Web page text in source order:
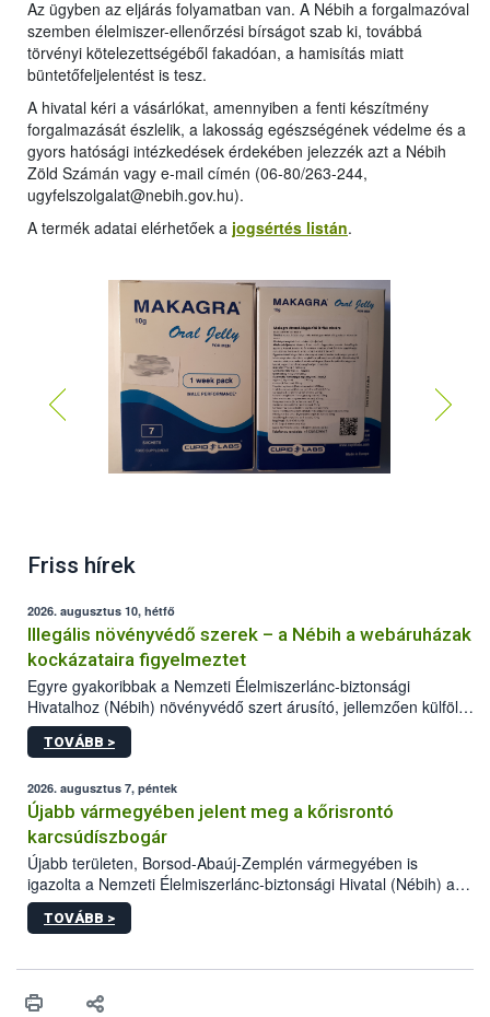
Az ügyben az eljárás folyamatban van. A Nébih a forgalmazóval
szemben élelmiszer-ellenőrzési bírságot szab ki, továbbá
törvényi kötelezettségéből fakadóan, a hamisítás miatt
büntetőfeljelentést is tesz.
A hivatal kéri a vásárlókat, amennyiben a fenti készítmény
forgalmazását észlelik, a lakosság egészségének védelme és a
gyors hatósági intézkedések érdekében jelezzék azt a Nébih
Zöld Számán vagy e-mail címén (06-80/263-244,
ugyfelszolgalat@nebih.gov.hu).
A termék adatai elérhetőek a jogsértés listán.
Friss hírek
2026. augusztus 10, hétfő
Illegális növényvédő szerek – a Nébih a webáruházak
kockázataira figyelmeztet
Egyre gyakoribbak a Nemzeti Élelmiszerlánc-biztonsági
Hivatalhoz (Nébih) növényvédő szert árusító, jellemzően külföldi
honlapok kapcsán érkező bejelentések. Emellett az ilyen
termékeket kínáló kéretlen online reklámok mennyisége is
összegyűjtötte az illegális növényvédő szerek kapcsán
előforduló árulkodó jeleket, valamint a webáruházakból való
vásárlás kockázatait.
TOVÁBB >
2026. augusztus 7, péntek
Újabb vármegyében jelent meg a kőrisrontó
karcsúdíszbogár
Újabb területen, Borsod-Abaúj-Zemplén vármegyében is
igazolta a Nemzeti Élelmiszerlánc-biztonsági Hivatal (Nébih) a
kőrisrontó karcsúdíszbogár (Agrilus planipennis) jelenlétét. A
kártevőt nem csak színcsapdában találták meg, de már fertőzött
az intenzív felderítést, emellett az intézkedéseket a szlovák
TOVÁBB >